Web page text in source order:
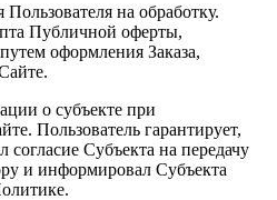
на обработку.
Публичной оферты,
оформления Заказа,
о субъекте при
Пользователь гарантирует,
согласие Субъекта на передачу
и информировал Субъекта